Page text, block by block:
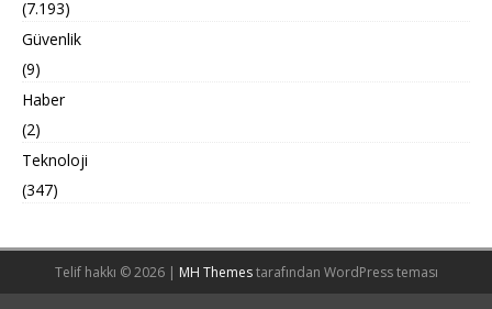
(7.193)
Güvenlik
(9)
Haber
(2)
Teknoloji
(347)
Telif hakkı © 2026 | MH Themestarafından WordPress teması